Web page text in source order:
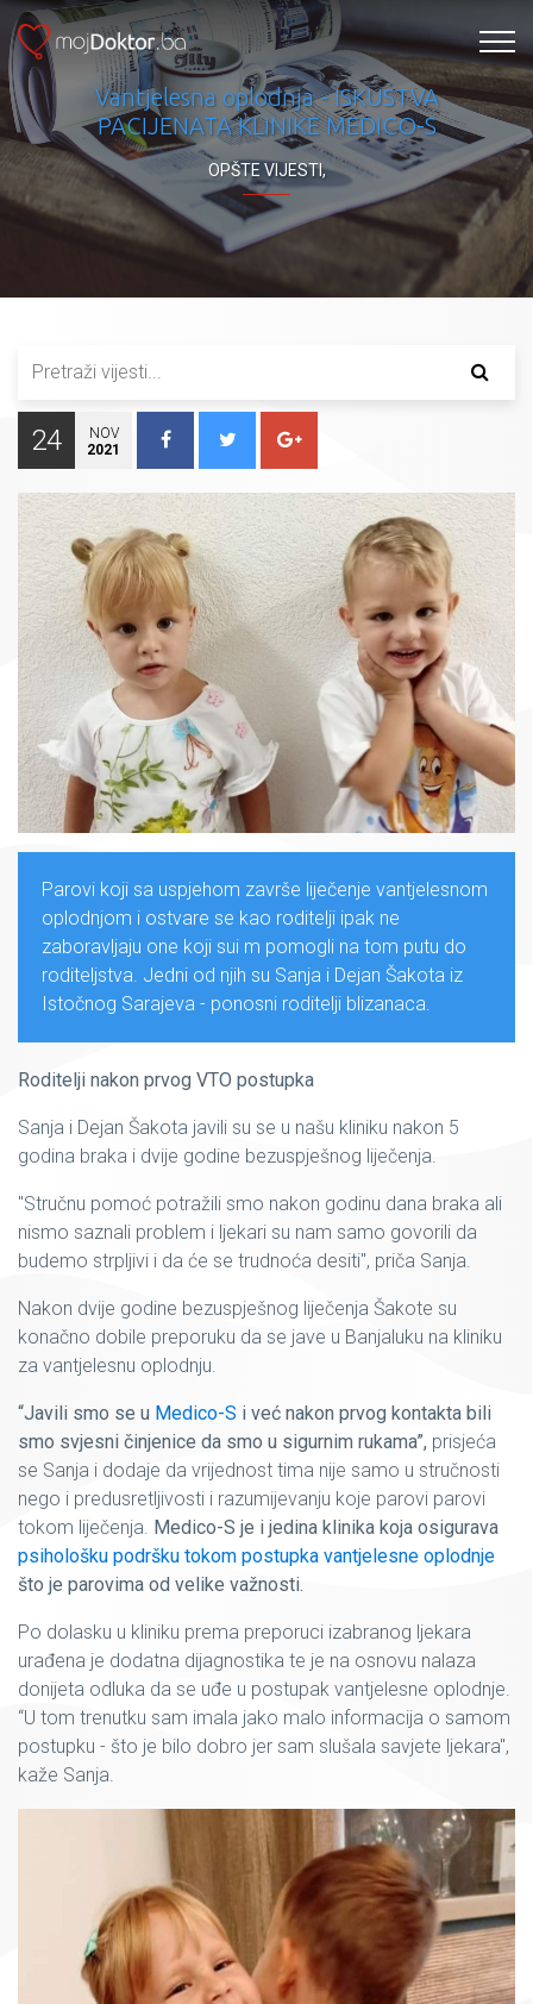
Vantjelesna oplodnja - ISKUSTVA
PACIJENATA KLINIKE MEDICO-S
OPŠTE VIJESTI,
24
NOV
2021
Parovi koji sa uspjehom završe liječenje vantjelesnom
oplodnjom i ostvare se kao roditelji ipak ne
zaboravljaju one koji sui m pomogli na tom putu do
roditeljstva. Jedni od njih su Sanja i Dejan Šakota iz
Istočnog Sarajeva - ponosni roditelji blizanaca.
Roditelji nakon prvog VTO postupka
Sanja i Dejan Šakota javili su se u našu kliniku nakon 5
godina braka i dvije godine bezuspješnog liječenja.
"Stručnu pomoć potražili smo nakon godinu dana braka ali
nismo saznali problem i ljekari su nam samo govorili da
budemo strpljivi i da će se trudnoća desiti", priča Sanja.
Nakon dvije godine bezuspješnog liječenja Šakote su
konačno dobile preporuku da se jave u Banjaluku na kliniku
za vantjelesnu oplodnju.
“Javili smo se u Medico-S i već nakon prvog kontakta bili
smo svjesni činjenice da smo u sigurnim rukama”, prisjeća
se Sanja i dodaje da vrijednost tima nije samo u stručnosti
nego i predusretljivosti i razumijevanju koje parovi parovi
tokom liječenja. Medico-S je i jedina klinika koja osigurava
psihološku podršku tokom postupka vantjelesne oplodnje
što je parovima od velike važnosti.
Po dolasku u kliniku prema preporuci izabranog ljekara
urađena je dodatna dijagnostika te je na osnovu nalaza
donijeta odluka da se uđe u postupak vantjelesne oplodnje.
“U tom trenutku sam imala jako malo informacija o samom
postupku - što je bilo dobro jer sam slušala savjete ljekara",
kaže Sanja.